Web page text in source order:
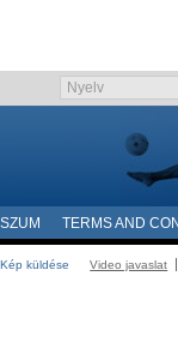
TERMS AND
Kép küldése Video javaslat